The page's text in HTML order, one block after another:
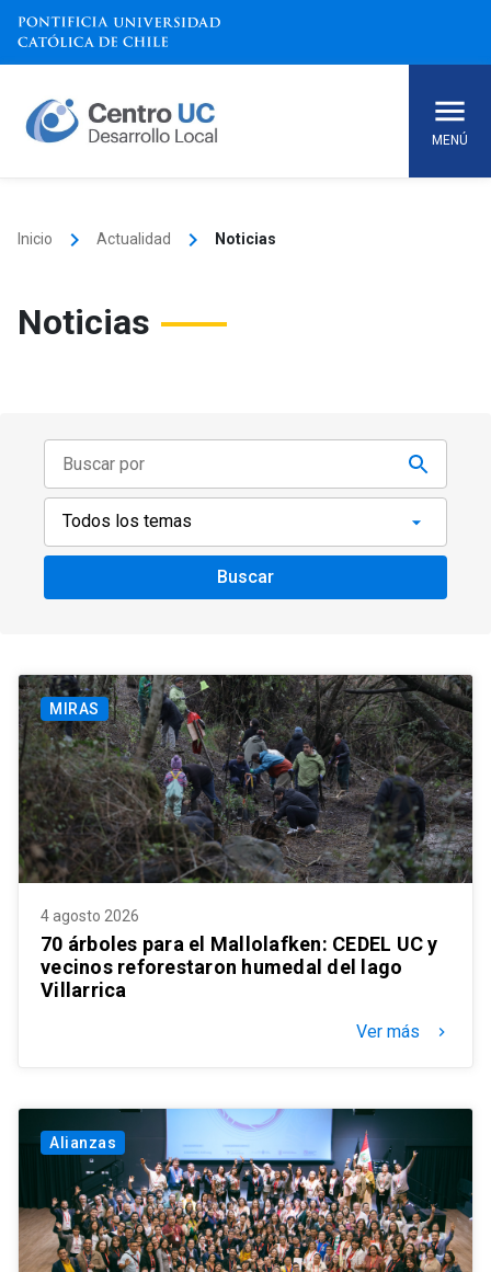
Skip
content
MENÚ
Inicio keyboard_arrow_right Actualidad keyboard_arrow_right Noticias
Noticias
Buscar
MIRAS
4 agosto 2026
70 árboles para el Mallolafken: CEDEL UC y
vecinos reforestaron humedal del lago
Villarrica
Ver más keyboard_arrow_right
Alianzas